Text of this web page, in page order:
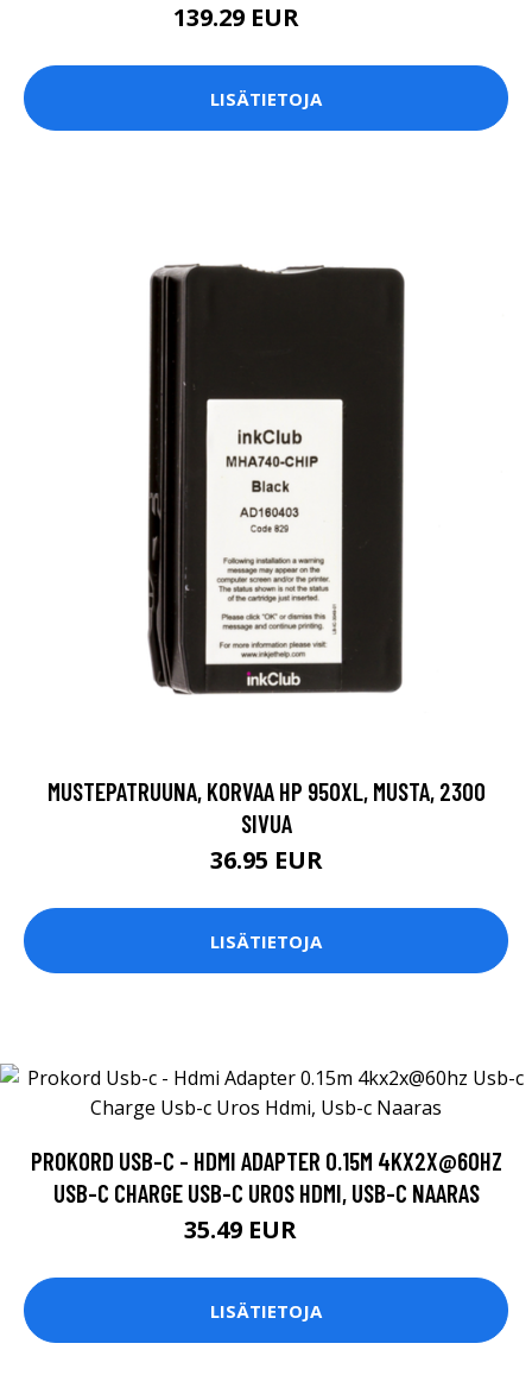
139.29 EUR
LISÄTIETOJA
MUSTEPATRUUNA, KORVAA HP 950XL, MUSTA, 2300
SIVUA
36.95 EUR
LISÄTIETOJA
PROKORD USB-C - HDMI ADAPTER 0.15M 4KX2X@60HZ
USB-C CHARGE USB-C UROS HDMI, USB-C NAARAS
35.49 EUR
LISÄTIETOJA